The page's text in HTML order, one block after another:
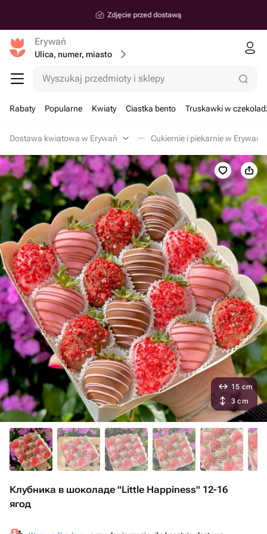
Zdjęcie przed dostawą
Erywań
Ulica, numer, miasto
Wyszukaj przedmioty i sklepy
Rabaty Popularne Kwiaty Ciastka bento Truskawki w
Dostawa kwiatowa w Erywań Cukiernie i piekarnie w Erywań
Клубника в шоколаде "Little Happiness" 12-16
ягод
15 cm
3 cm